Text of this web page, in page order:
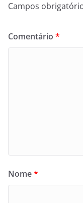
Campos
Comentário *
Nome*